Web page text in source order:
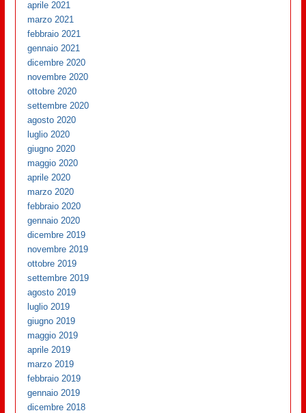
aprile 2021
marzo 2021
febbraio 2021
gennaio 2021
dicembre 2020
novembre 2020
ottobre 2020
settembre 2020
agosto 2020
luglio 2020
giugno 2020
maggio 2020
aprile 2020
marzo 2020
febbraio 2020
gennaio 2020
dicembre 2019
novembre 2019
ottobre 2019
settembre 2019
agosto 2019
luglio 2019
giugno 2019
maggio 2019
aprile 2019
marzo 2019
febbraio 2019
gennaio 2019
dicembre 2018